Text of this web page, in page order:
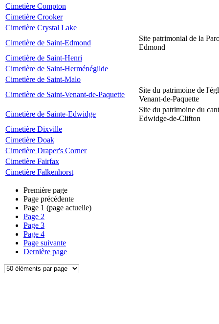
Cimetière Compton
Cimetière Crooker
Cimetière Crystal Lake
Cimetière de Saint-Edmond
Site patrimonial de la
Edmond
Cimetière de Saint-Henri
Cimetière de Saint-Herménégilde
Cimetière de Saint-Malo
Cimetière de Saint-Venant-de-Paquette
Site du patrimoine de
Venant-de-Paquette
Cimetière de Sainte-Edwidge
Site du patrimoine du
Edwidge-de-Clifton
Cimetière Dixville
Cimetière Doak
Cimetière Draper's Corner
Cimetière Fairfax
Cimetière Falkenhorst
Première page
Page précédente
Page 1 (page actuelle)
Page 2
Page 3
Page 4
Page suivante
Dernière page